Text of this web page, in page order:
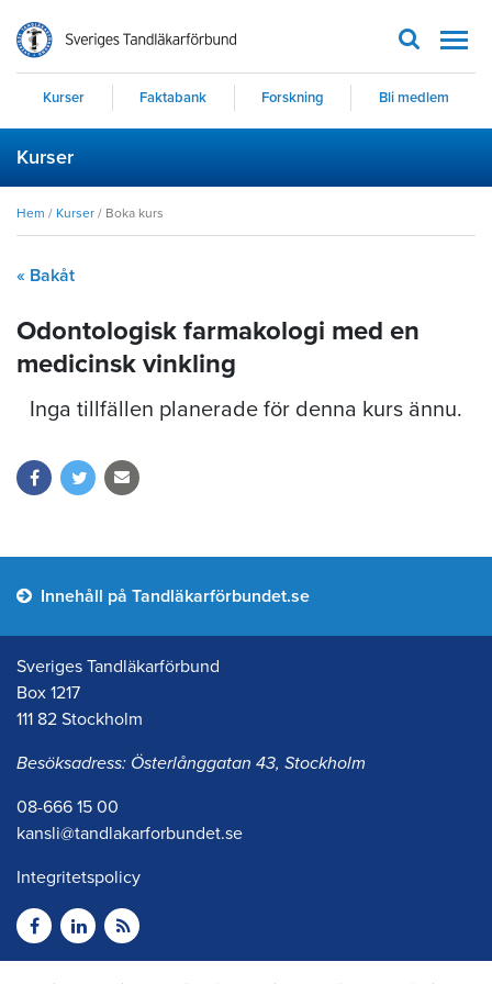
Kurser Faktabank Forskning Bli medlem
Kurser
Hem / Kurser / Boka kurs
« Bakåt
Odontologisk farmakologi med en
medicinsk vinkling
Inga tillfällen planerade för denna kurs ännu.
Innehåll på Tandläkarförbundet.se
Sveriges Tandläkarförbund
Box 1217
111 82 Stockholm
Besöksadress: Österlånggatan 43, Stockholm
08-666 15 00
kansli@tandlakarforbundet.se
Integritetspolicy